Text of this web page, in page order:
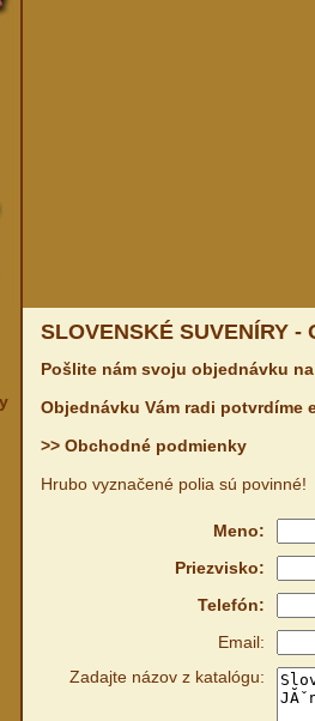
SLOVENSKÉ SUVENÍRY -
Pošlite nám svoju objednávku
Objednávku Vám radi potvrdíme
>> Obchodné podmienky
Hrubo vyznačené polia sú povinné!
Meno:
Priezvisko:
Telefón:
Email:
Zadajte názov z katalógu: